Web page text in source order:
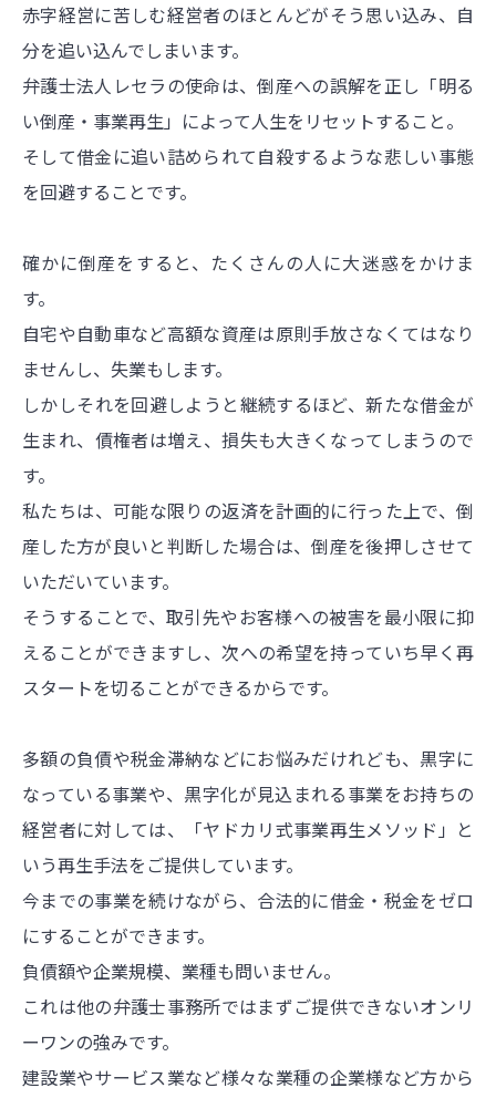
赤字経営に苦しむ経営者のほとんどがそう思い込み、自
分を追い込んでしまいます。
弁護士法人レセラの使命は、倒産への誤解を正し「明る
い倒産・事業再生」によって人生をリセットすること。
そして借金に追い詰められて自殺するような悲しい事態
を回避することです。
確かに倒産をすると、たくさんの人に大迷惑をかけま
す。
自宅や自動車など高額な資産は原則手放さなくてはなり
ませんし、失業もします。
しかしそれを回避しようと継続するほど、新たな借金が
生まれ、債権者は増え、損失も大きくなってしまうので
す。
私たちは、可能な限りの返済を計画的に行った上で、倒
産した方が良いと判断した場合は、倒産を後押しさせて
いただいています。
そうすることで、取引先やお客様への被害を最小限に抑
えることができますし、次への希望を持っていち早く再
スタートを切ることができるからです。
多額の負債や税金滞納などにお悩みだけれども、黒字に
なっている事業や、黒字化が見込まれる事業をお持ちの
経営者に対しては、「ヤドカリ式事業再生メソッド」と
いう再生手法をご提供しています。
今までの事業を続けながら、合法的に借金・税金をゼロ
にすることができます。
負債額や企業規模、業種も問いません。
これは他の弁護士事務所ではまずご提供できないオンリ
ーワンの強みです。
建設業やサービス業など様々な業種の企業様など方から